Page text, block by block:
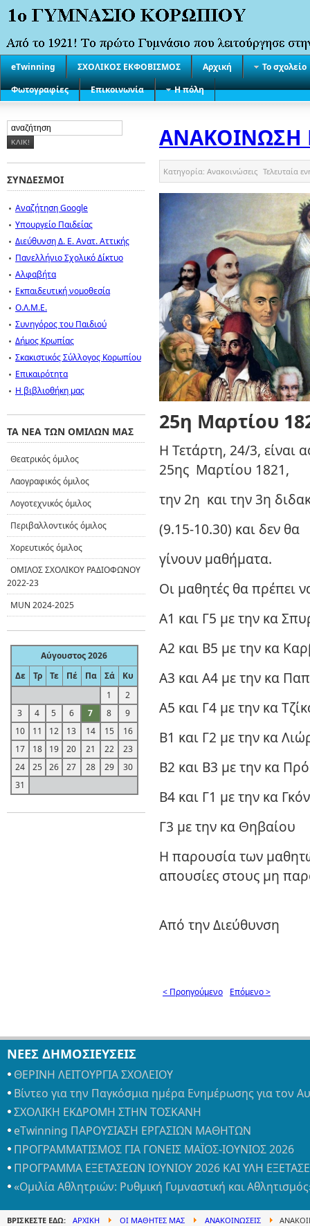
eTwinning ΣΧΟΛΙΚΟΣ ΕΚΦΟΒΙΣΜΟΣ Αρχική
Το σχολείο
Φωτογραφίες
Επικοινωνία Η πόλη
ΑΝΑΚΟΙΝΩΣΗ
Κατηγορία: Ανακοινώσεις Τελευταία
25η Μαρτίου
Η Τετάρτη, 24/3, είναι
25ης Μαρτίου 1821,
την 2η και την 3η
(9.15-10.30) και δεν θα
γίνουν μαθήματα.
Οι μαθητές θα πρέπει
Α1 και Γ5 με την κα
Α2 και Β5 με την κα
Α3 και Α4 με την κα
Α5 και Γ4 με την κα
Β1 και Γ2 με την κα
Β2 και Β3 με την κα
Β4 και Γ1 με την κα
Γ3 με την
Η παρουσία των
απουσίες στους μη
Από την Διεύθυνση
< Προηγούμενο Επόμενο >
ΣΥΝΔΕΣΜΟΙ
Αναζήτηση Google
Υπουργείο Παιδείας
Διεύθυνση Δ. Ε. Ανατ. Αττικής
Πανελλήνιο Σχολικό Δίκτυο
Αλφαβήτα
Εκπαιδευτική νομοθεσία
Ο.Λ.Μ.Ε.
Συνηγόρος του Παιδιού
Δήμος Κρωπίας
Σκακιστικός Σύλλογος Κορωπίου
Επικαιρότητα
Η βιβλιοθήκη μας
ΤΑ ΝΕΑ ΤΩΝ ΟΜΙΛΩΝ ΜΑΣ
Θεατρικός όμιλος
Λαογραφικός όμιλος
Λογοτεχνικός όμιλος
Περιβαλλοντικός όμιλος
Χορευτικός όμιλος
ΟΜΙΛΟΣ ΣΧΟΛΙΚΟΥ ΡΑΔΙΟΦΩΝΟΥ
2022-23
MUN 2024-2025
Αύγουστος 2026
Δε
Τρ Τε Πέ Πα Σά
Κυ
1
2
3
4 5 6 7 8
9
10
11 12 13 14 15
16
17
18 19 20 21 22
23
24
25 26 27 28 29
30
31
ΝΕΕΣ ΔΗΜΟΣΙΕΥΣΕΙΣ
ΘΕΡΙΝΗ ΛΕΙΤΟΥΡΓΙΑ ΣΧΟΛΕΙΟΥ
Βίντεο για την Παγκόσμια ημέρα Ενημέρωσης για τον
ΣΧΟΛΙΚΗ ΕΚΔΡΟΜΗ ΣΤΗΝ ΤΟΣΚΑΝΗ
eTwinning ΠΑΡΟΥΣΙΑΣΗ ΕΡΓΑΣΙΩΝ ΜΑΘΗΤΩΝ
ΠΡΟΓΡΑΜΜΑΤΙΣΜΟΣ ΓΙΑ ΓΟΝΕΙΣ ΜΑΪΟΣ-ΙΟΥΝΙΟΣ 2026
ΠΡΟΓΡΑΜΜΑ ΕΞΕΤΑΣΕΩΝ ΙΟΥΝΙΟΥ 2026 ΚΑΙ ΥΛΗ
«Ομιλία Αθλητριών: Ρυθμική Γυμναστική και
ΒΡΊΣΚΕΣΤΕ ΕΔΏ: ΑΡΧΙΚΉ ΟΙ ΜΑΘΗΤΈΣ ΜΑΣ ΑΝΑΚΟΙΝΏΣΕΙΣ